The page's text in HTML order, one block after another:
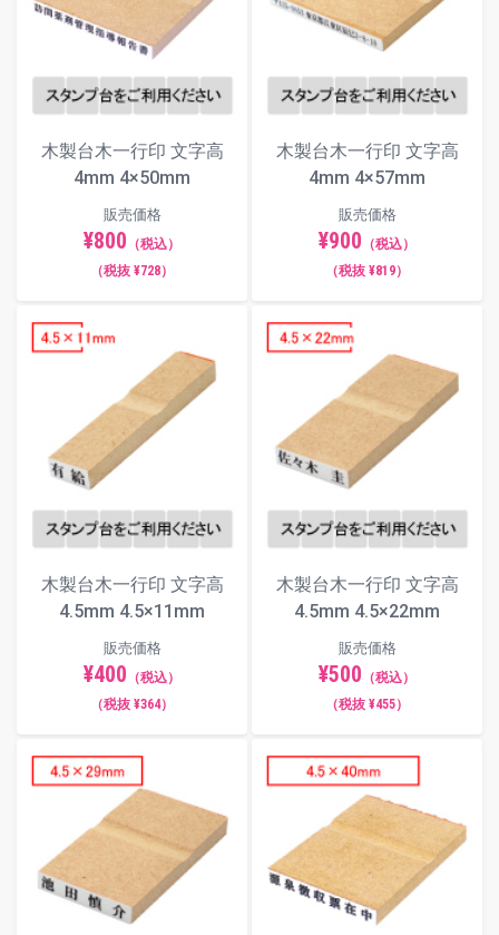
木製台木一行印 文字高
4mm 4×50mm
販売価格
¥800 （税込）
（税抜 ¥728）
木製台木一行印 文字高
4mm 4×57mm
販売価格
¥900 （税込）
（税抜 ¥819）
木製台木一行印 文字高
4.5mm 4.5×11mm
販売価格
¥400 （税込）
（税抜 ¥364）
木製台木一行印 文字高
4.5mm 4.5×22mm
販売価格
¥500 （税込）
（税抜 ¥455）